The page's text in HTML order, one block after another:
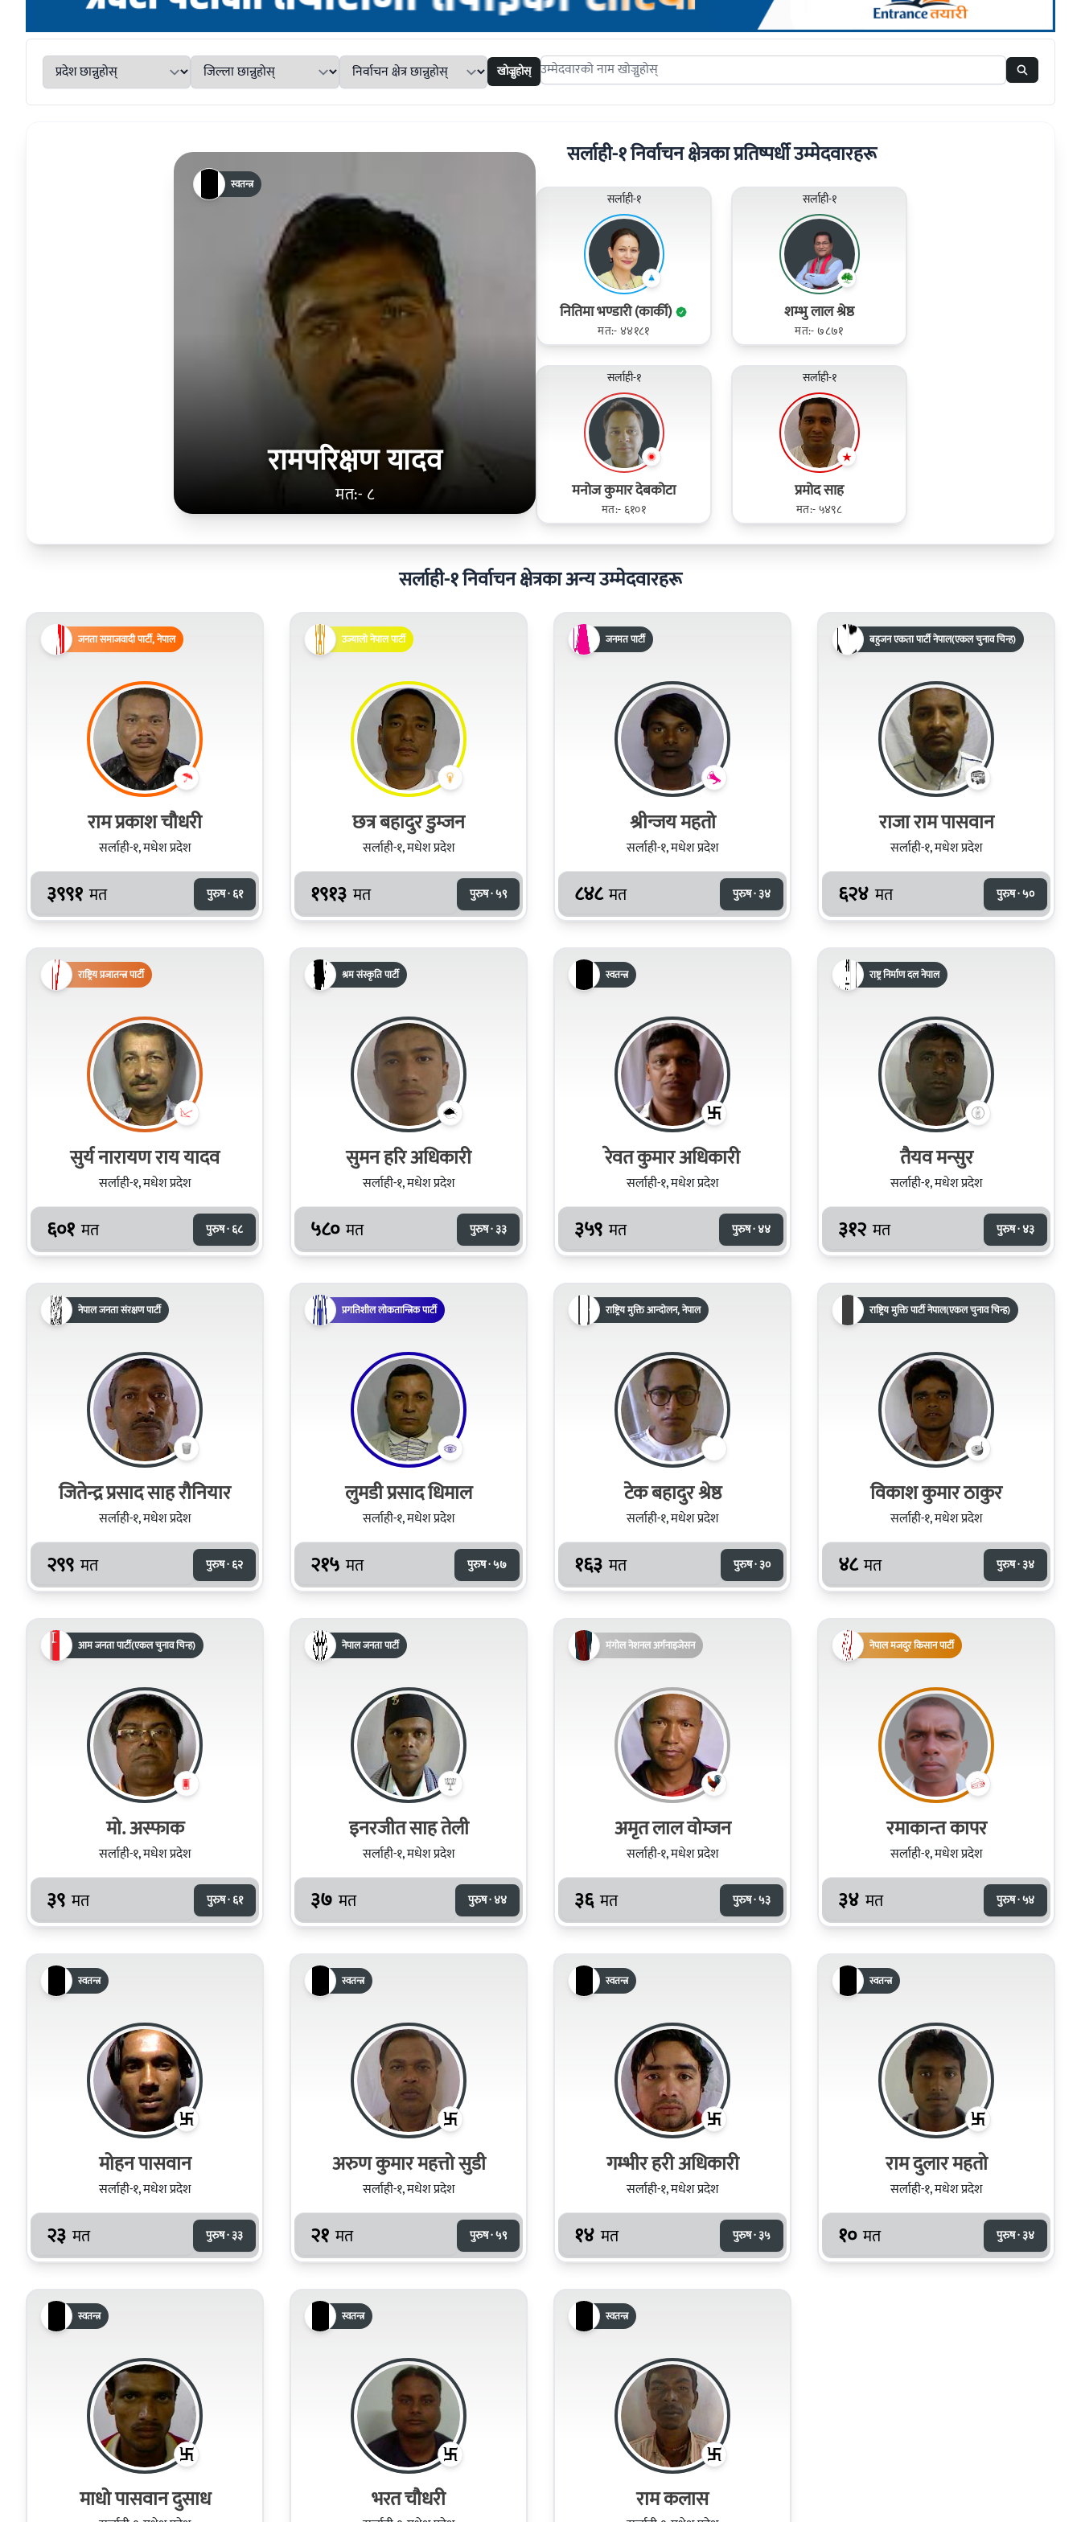
खोज्नुहोस् Search candidates
रामपरिक्षण यादव
मत:- ८
स्वतन्त्र
सर्लाही-१ निर्वाचन क्षेत्रका प्रतिष्पर्धी उम्मेदवारहरू
सर्लाही-१
नितिमा भण्डारी (कार्की)
मत:- ४४१८१
सर्लाही-१
शम्भु लाल श्रेष्ठ
मत:- ७८७१
सर्लाही-१
मनोज कुमार देबकोटा
मत:- ६१०१
सर्लाही-१
प्रमोद साह
मत:- ५४९८
सर्लाही-१ निर्वाचन क्षेत्रका अन्य उम्मेदवारहरू
जनता समाजवादी पार्टी, नेपाल
राम प्रकाश चौधरी
सर्लाही-१, मधेश प्रदेश
३९९१ मत पुरुष · ६१
उज्यालो नेपाल पार्टी
छत्र बहादुर डुम्जन
सर्लाही-१, मधेश प्रदेश
१९१३ मत पुरुष · ५९
जनमत पार्टी
श्रीन्जय महतो
सर्लाही-१, मधेश प्रदेश
८४८ मत पुरुष · ३४
बहुजन एकता पार्टी नेपाल(एकल चुनाव चिन्ह)
राजा राम पासवान
सर्लाही-१, मधेश प्रदेश
६२४ मत पुरुष · ५०
राष्ट्रिय प्रजातन्त्र पार्टी
सुर्य नारायण राय यादव
सर्लाही-१, मधेश प्रदेश
६०१ मत पुरुष · ६८
श्रम संस्कृति पार्टी
सुमन हरि अधिकारी
सर्लाही-१, मधेश प्रदेश
५८० मत पुरुष · ३३
स्वतन्त्र
रेवत कुमार अधिकारी
सर्लाही-१, मधेश प्रदेश
३५९ मत पुरुष · ४४
राष्ट्र निर्माण दल नेपाल
तैयव मन्सुर
सर्लाही-१, मधेश प्रदेश
३१२ मत पुरुष · ४३
नेपाल जनता संरक्षण पार्टी
जितेन्द्र प्रसाद साह रौनियार
सर्लाही-१, मधेश प्रदेश
२९९ मत पुरुष · ६२
प्रगतिशील लोकतान्त्रिक पार्टी
लुमडी प्रसाद धिमाल
सर्लाही-१, मधेश प्रदेश
२१५ मत पुरुष · ५७
राष्ट्रिय मुक्ति आन्दोलन, नेपाल
टेक बहादुर श्रेष्ठ
सर्लाही-१, मधेश प्रदेश
१६३ मत पुरुष · ३०
राष्ट्रिय मुक्ति पार्टी नेपाल(एकल चुनाव चिन्ह)
विकाश कुमार ठाकुर
सर्लाही-१, मधेश प्रदेश
४८ मत पुरुष · ३४
आम जनता पार्टी(एकल चुनाव चिन्ह)
मो. अस्‍फाक
सर्लाही-१, मधेश प्रदेश
३९ मत पुरुष · ६१
नेपाल जनता पार्टी
इनरजीत साह तेली
सर्लाही-१, मधेश प्रदेश
३७ मत पुरुष · ४४
मंगोल नेशनल अर्गनाइजेसन
अमृत लाल वोम्जन
सर्लाही-१, मधेश प्रदेश
३६ मत पुरुष · ५३
नेपाल मजदुर किसान पार्टी
रमाकान्त कापर
सर्लाही-१, मधेश प्रदेश
३४ मत पुरुष · ५४
स्वतन्त्र
मोहन पासवान
सर्लाही-१, मधेश प्रदेश
२३ मत पुरुष · ३३
स्वतन्त्र
अरुण कुमार महत्तो सुडी
सर्लाही-१, मधेश प्रदेश
२१ मत पुरुष · ५९
स्वतन्त्र
गम्भीर हरी अधिकारी
सर्लाही-१, मधेश प्रदेश
१४ मत पुरुष · ३५
स्वतन्त्र
राम दुलार महतो
सर्लाही-१, मधेश प्रदेश
१० मत पुरुष · ३४
स्वतन्त्र
माधो पासवान दुसाध
स्वतन्त्र
भरत चौधरी
स्वतन्त्र
राम कलास